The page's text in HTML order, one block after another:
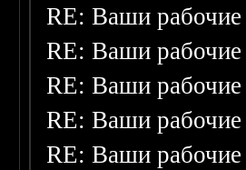
RE: Ваши
RE: Ваши
RE: Ваши
RE: Ваши
RE: Ваши